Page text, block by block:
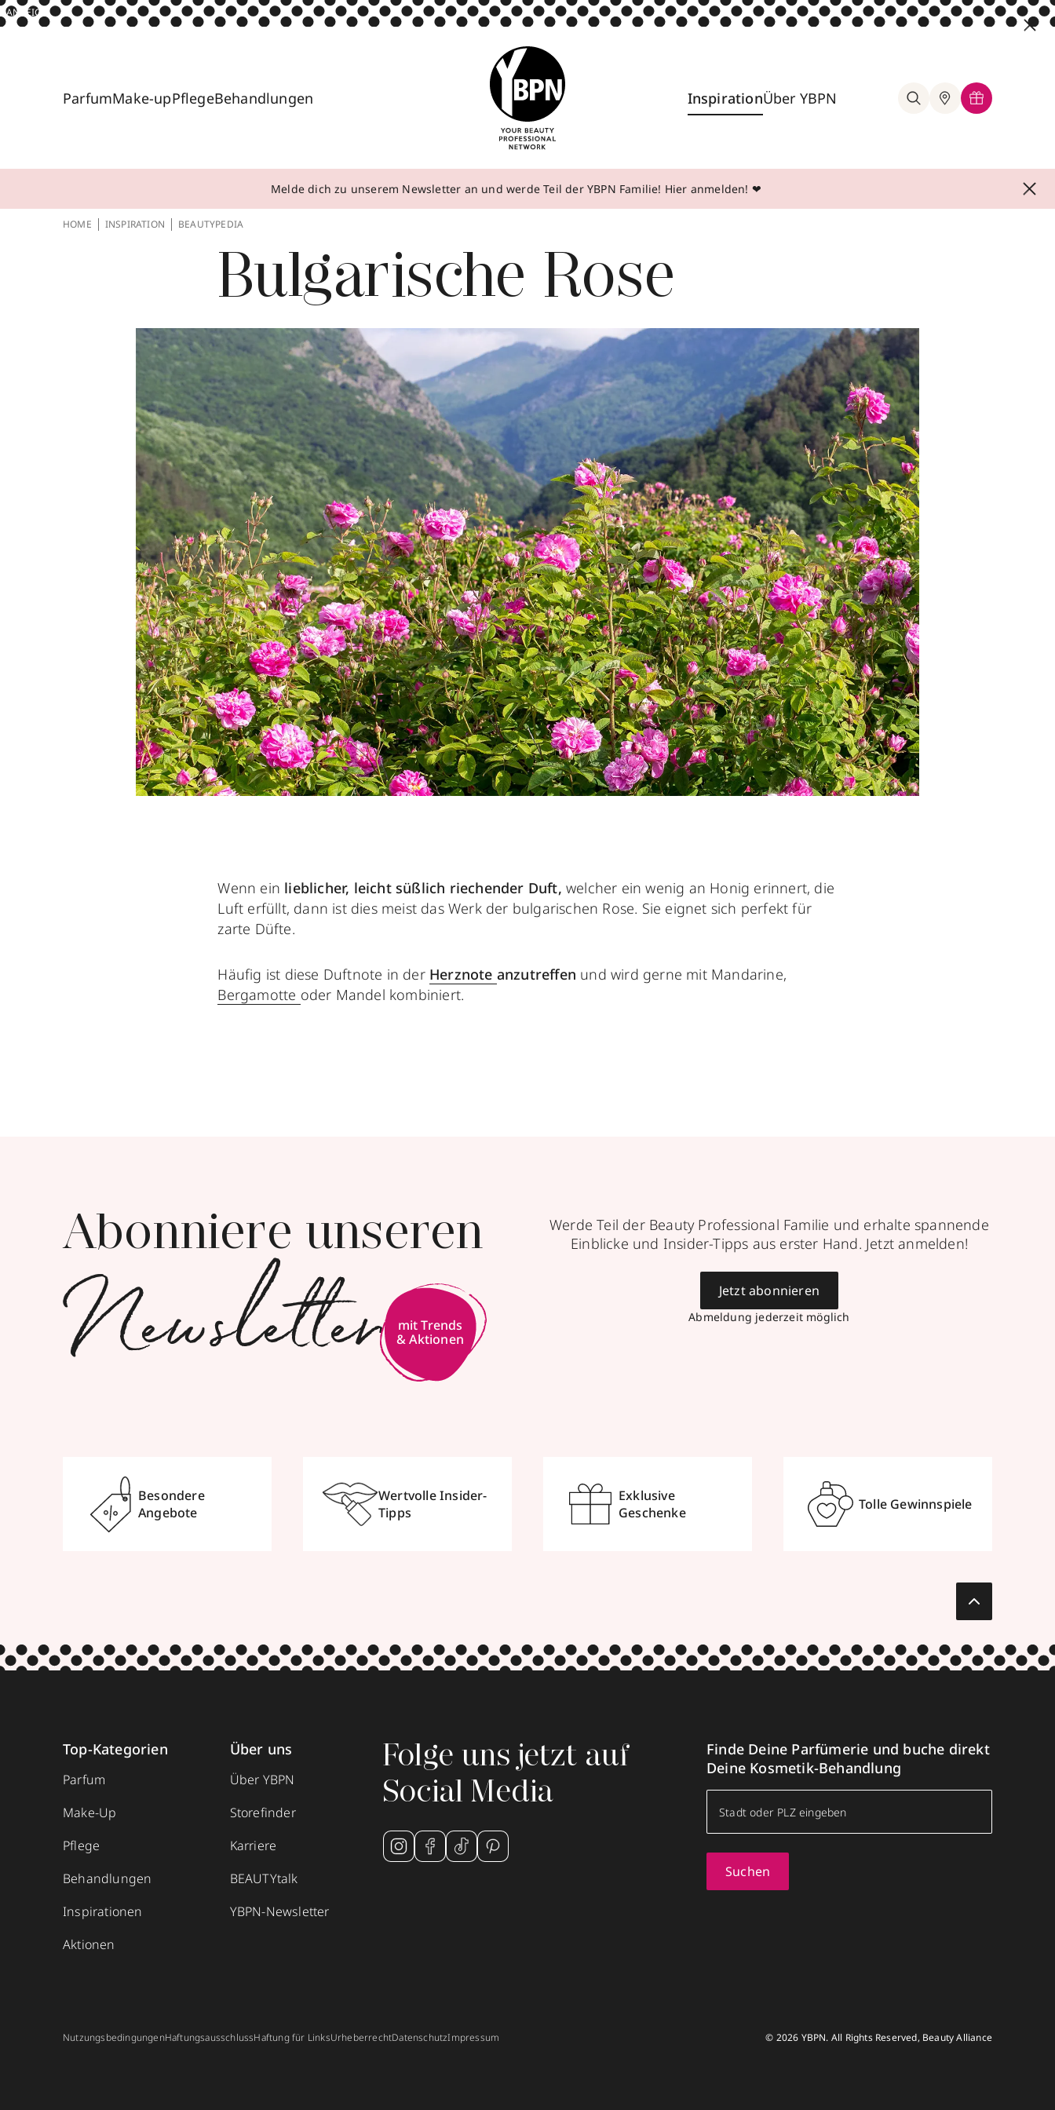
ANZEIGE
ParfumMake-upPflegeBehandlungen InspirationÜber YBPN
Melde dich zu unserem Newsletter an und werde Teil der YBPN Familie! Hier anmelden! ❤
HOME INSPIRATION BEAUTYPEDIA
Bulgarische Rose
Wenn ein lieblicher, leicht süßlich riechender Duft, welcher ein wenig an Honig erinnert, die
Luft erfüllt, dann ist dies meist das Werk der bulgarischen Rose. Sie eignet sich perfekt für
zarte Düfte.
Häufig ist diese Duftnote in der Herznote anzutreffen und wird gerne mit Mandarine,
Bergamotte oder Mandel kombiniert.
Abonniere unseren
Newsletter
mit Trends
& Aktionen
Werde Teil der Beauty Professional Familie und erhalte spannende
Einblicke und Insider-Tipps aus erster Hand. Jetzt anmelden!
Abmeldung jederzeit möglich
Jetzt abonnieren
Besondere
Angebote
Wertvolle Insider-
Tipps
Exklusive
Geschenke
Tolle Gewinnspiele
Top-Kategorien
Parfum
Make-Up
Pflege
Behandlungen
Inspirationen
Aktionen
Über uns
Über YBPN
Storefinder
Karriere
BEAUTYtalk
YBPN-Newsletter
Folge uns jetzt auf
Social Media
Finde Deine Parfümerie und buche direkt
Deine Kosmetik-Behandlung
Suchen
NutzungsbedingungenHaftungsausschlussHaftung für LinksUrheberrechtDatenschutzImpressum © 2026 YBPN. All Rights Reserved, Beauty Alliance